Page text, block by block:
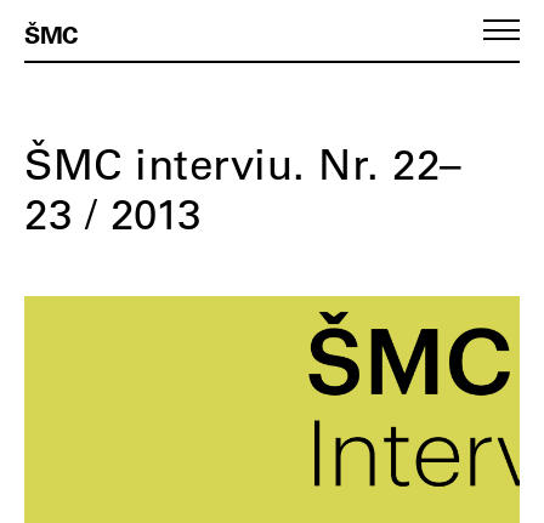
ŠMC
ŠMC interviu. Nr. 22–
23 / 2013